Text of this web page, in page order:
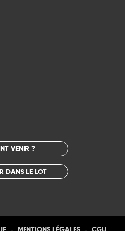
VENIR ?
DANS LE LOT
- MENTIONS LÉGALES - CGU